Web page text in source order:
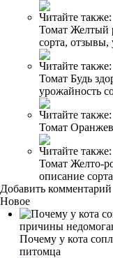
Читайте также:
Томат Желтый
сорта, отзывы,
Читайте также:
Томат Будь
урожайность
Читайте также:
Томат
Читайте также:
Томат Желто-
описание
Добавить комментарий
Новое
Почему у кота
питомца